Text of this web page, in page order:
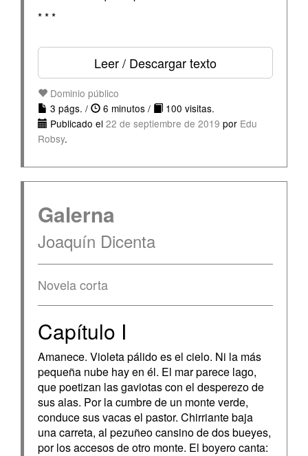
* * *
Leer / Descargar texto
Dominio público
3 págs. /
6 minutos /
100 visitas.
Publicado el 22 de septiembre de 2019 por Edu
Robsy.
Galerna
Joaquín Dicenta
Novela corta
Capítulo I
Amanece. Violeta pálido es el cielo. Ni la más
pequeña nube hay en él. El mar parece lago,
que poetizan las gaviotas con el desperezo de
sus alas. Por la cumbre de un monte verde,
conduce sus vacas el pastor. Chirriante baja
una carreta, al pezuñeo cansino de dos bueyes,
por los accesos de otro monte. El boyero canta: